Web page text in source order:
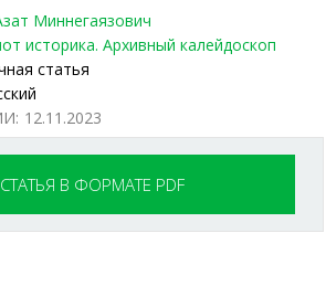
Миннегаязович
историка. Архивный калейдоскоп
статья
12.11.2023
СТАТЬЯ В ФОРМАТЕ PDF